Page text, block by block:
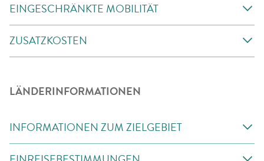
EINGESCHRÄNKTE MOBILITÄT
ZUSATZKOSTEN
LÄNDERINFORMATIONEN
INFORMATIONEN ZUM ZIELGEBIET